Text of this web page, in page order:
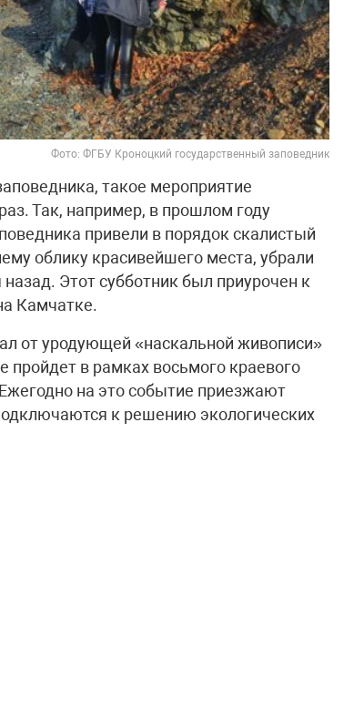
Фото: ФГБУ Кроноцкий государственный заповедник
такое мероприятие
Так, например, в прошлом году
привели в порядок скалистый
облику красивейшего места, убрали
Этот субботник был приурочен к
Камчатке.
от уродующей «наскальной живописи»
пройдет в рамках восьмого краевого
на это событие приезжают
к решению экологических